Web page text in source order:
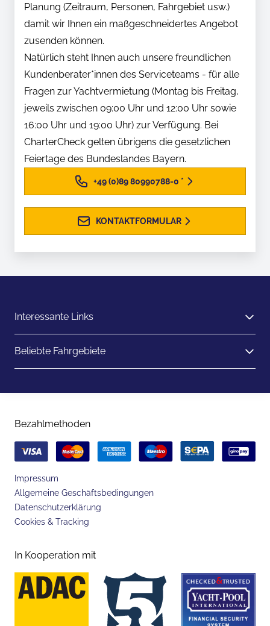
Planung (Zeitraum, Personen, Fahrgebiet usw.)
damit wir Ihnen ein maßgeschneidertes Angebot
zusenden können.
Natürlich steht Ihnen auch unsere freundlichen
Kundenberater*innen des Serviceteams - für alle
Fragen zur Yachtvermietung (Montag bis Freitag,
jeweils zwischen 09:00 Uhr und 12:00 Uhr sowie
16:00 Uhr und 19:00 Uhr) zur Verfügung. Bei
CharterCheck gelten übrigens die gesetzlichen
Feiertage des Bundeslandes Bayern.
+49 (0)89 80990788-0 *
KONTAKTFORMULAR
Interessante Links
Beliebte Fahrgebiete
Bezahlmethoden
Impressum
Allgemeine Geschäftsbedingungen
Datenschutzerklärung
Cookies & Tracking
In Kooperation mit